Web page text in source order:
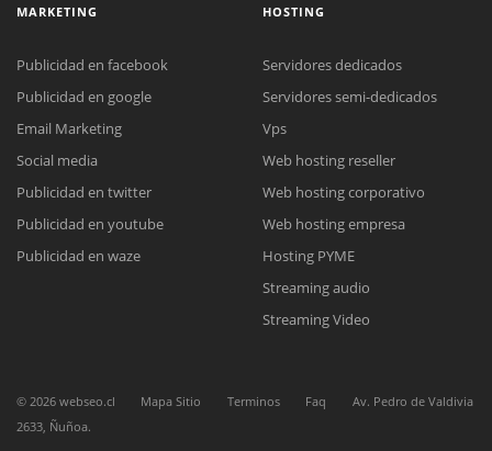
Reunión online
Nuestros ejecutivos le enviarán un correo electrónico con el enlace a
Meet para la reunión online.
Cotización
Todos nuestros ejecutivos están fuera de línea. Complete el formulario
MARKETING
Publicidad en facebook
Publicidad en google
Email Marketing
Social media
Publicidad en twitter
Publicidad en youtube
Publicidad en waze
HOSTING
Servidores dedicados
Servidores semi-dedicados
Vps
Web hosting reseller
Web hosting corporativo
Web hosting empresa
Hosting PYME
Streaming audio
Streaming Video
© 2026 webseo.cl Mapa Sitio Terminos Faq
Av. Pedro de Valdivia
2633, Ñuñoa.